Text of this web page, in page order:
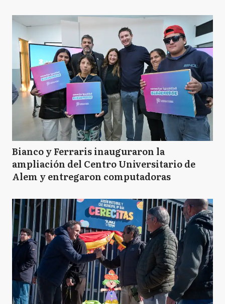
Bianco y Ferraris inauguraron la
ampliación del Centro Universitario de
Alem y entregaron computadoras